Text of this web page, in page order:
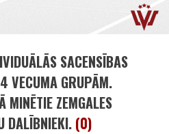
SACENSĪBAS
VECUMA GRUPĀM.
MINĒTIE ZEMGALES
DALĪBNIEKI. (0)